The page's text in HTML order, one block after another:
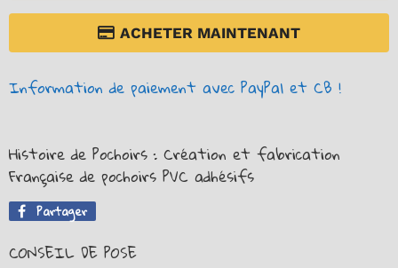
ACHETER MAINTENANT
Information de paiement avec PayPal et CB !
Histoire de Pochoirs : Création et fabrication
Française de pochoirs PVC adhésifs
Partager
Facebook
CONSEIL DE POSE